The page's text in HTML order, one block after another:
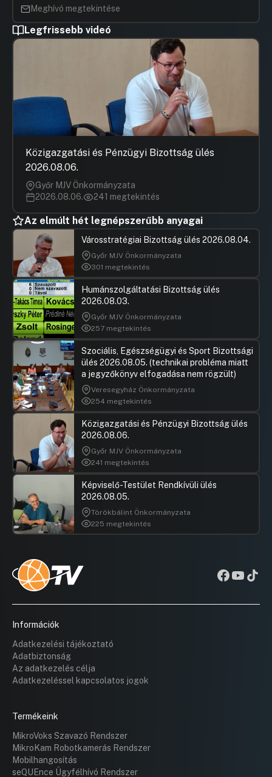
Meghívó megtekintése
Legfrissebb videó
Közigazgatási és Pénzügyi Bizottság ülés
2026.08.06.
Győr MJV Önkormányzata
2026.08.06.
241 megtekintés
Az elmúlt hét legnépszerűbb anyagai
Városstratégiai Bizottság ülés 2026.08.04.
Győr MJV Önkormányzata
301 megtekintés
Humánszolgáltatási Bizottság ülés
2026.08.03.
Győr MJV Önkormányzata
257 megtekintés
Szociális, Egészségügyi és Sport Bizottsági
ülés 2026.08.05. (technikai probléma miatt
a jegyzőkönyv elfogadása nem rögzült)
Veresegyház Önkormányzata
254 megtekintés
Közigazgatási és Pénzügyi Bizottság ülés
2026.08.06.
Győr MJV Önkormányzata
241 megtekintés
Képviselő-Testület Rendkívüli ülés
2026.08.05.
Törökbálint Önkormányzata
225 megtekintés
Információk
Adatkezelési tájékoztató
Adatbiztonság
Az adatkezelés célja
Adatkezeléssel kapcsolatos jogok
Termékeink
MikroVoks Szavazó Rendszer
MikroKam Robotkamerás Rendszer
Mobilhangosítás
seQUEnce Ügyfélhívó Rendszer